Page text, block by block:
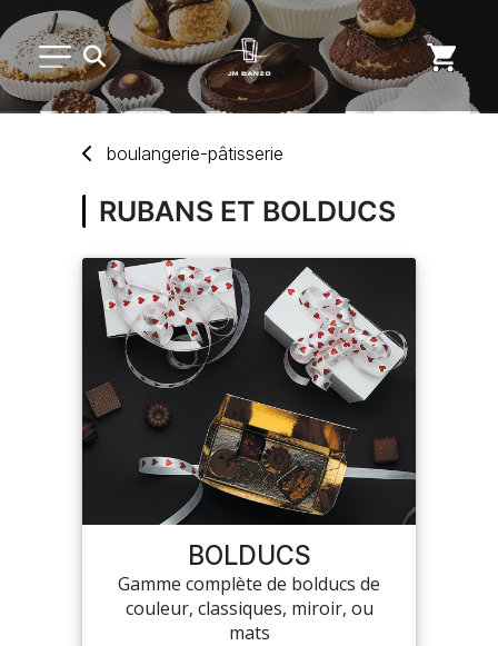
ARTS DE LA TABLE
USAGE UNIQUE
MARQUES
NOUVEAUTÉS
MON COMPTE
MES LISTES
boulangerie-pâtisserie
RUBANS ET BOLDUCS
BOLDUCS
Gamme complète de bolducs de
couleur, classiques, miroir, ou
mats